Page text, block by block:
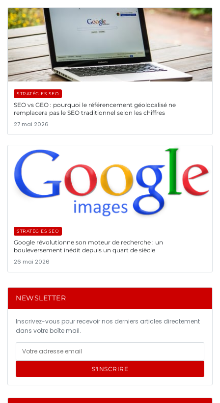
STRATÉGIES SEO
SEO vs GEO : pourquoi le référencement géolocalisé ne
remplacera pas le SEO traditionnel selon les chiffres
27 mai 2026
STRATÉGIES SEO
Google révolutionne son moteur de recherche : un
bouleversement inédit depuis un quart de siècle
26 mai 2026
NEWSLETTER
Inscrivez-vous pour recevoir nos derniers articles directement
dans votre boîte mail.
S'INSCRIRE